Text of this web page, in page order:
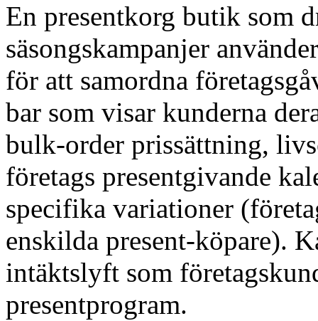
En presentkorg butik som
säsongskampanjer
för att samordna
bar som visar kunderna
bulk-order prissättning,
företags presentgivande
specifika variationer
enskilda present-köpare).
intäktslyft som
presentprogram.